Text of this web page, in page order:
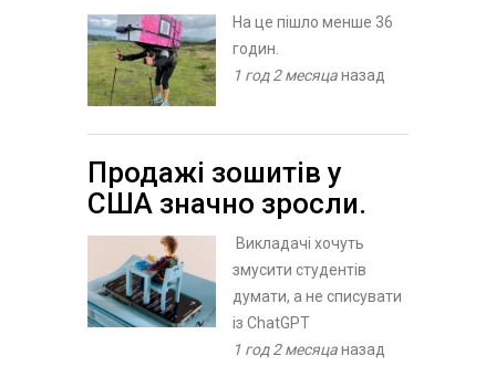
На це пішло менше 36
годин.
1 год 2 месяцаназад
Продажі зошитів у
США значно зросли.
Викладачі хочуть
змусити студентів
думати, а не списувати
із ChatGPT
1 год 2 месяцаназад